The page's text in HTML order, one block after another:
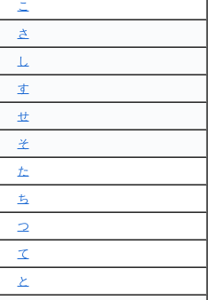
こ
さ
し
す
せ
そ
た
ち
つ
て
と